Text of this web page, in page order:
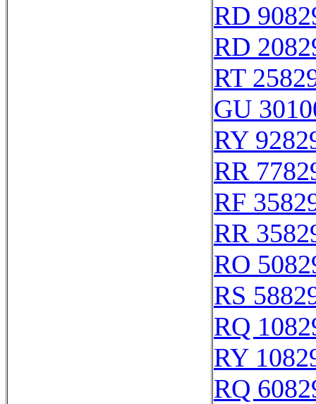
RD
RD
RT
GU
RY
RR
RF
RR
RO
RS
RQ
RY
RQ